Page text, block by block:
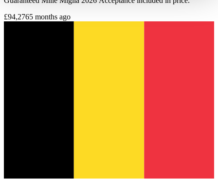
haben oder die sie im Rahmen Ihrer Nutzung der Dienste
gesammelt haben.
£94,2765 months ago